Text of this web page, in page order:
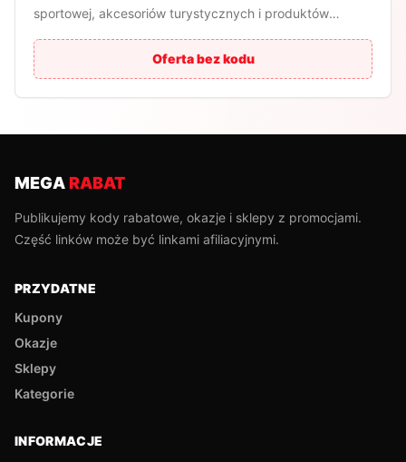
sportowej, akcesoriów turystycznych i produktów
Oferta bez kodu
MEGARABAT
Publikujemy kody rabatowe, okazje i sklepy z promocjami.
Część linków może być linkami afiliacyjnymi.
PRZYDATNE
Kupony
Okazje
Sklepy
Kategorie
INFORMACJE